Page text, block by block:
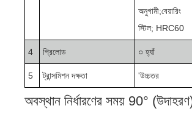
অনুগামী;বেয়ারিং
স্টিল; HRC60
4 প্রিলোড ○ হ্যাঁ
5 ট্রান্সমিশন দক্ষতা 'উচ্চতর
অবস্থান নির্ধারণের সময় 90°